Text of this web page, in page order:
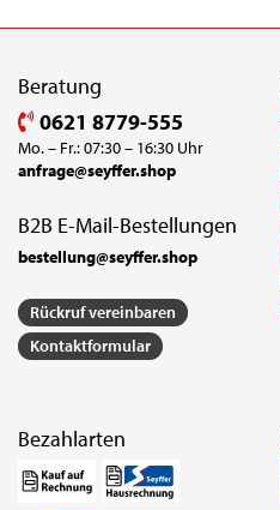
Beratung
0621 8779-555
Mo. – Fr.: 07:30 – 16:30 Uhr
anfrage@seyffer.shop
B2B E-Mail-Bestellungen
bestellung@seyffer.shop
Rückruf vereinbaren
Kontaktformular
Bezahlarten